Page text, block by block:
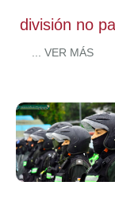
división no
... VER MÁS